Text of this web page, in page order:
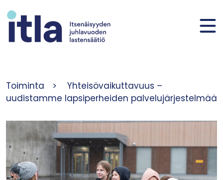
Toiminta >
Yhteisövaikuttavuus –
uudistamme lapsiperheiden palvelujärjestelmää